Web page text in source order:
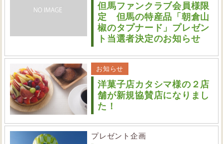
但馬ファンクラブ会員様限
定 但馬の特産品「朝倉山
椒のタプナード」プレゼン
ト当選者決定のお知らせ
お知らせ
洋菓子店カタシマ様の２店
舗が新規協賛店になりまし
た！
プレゼント企画